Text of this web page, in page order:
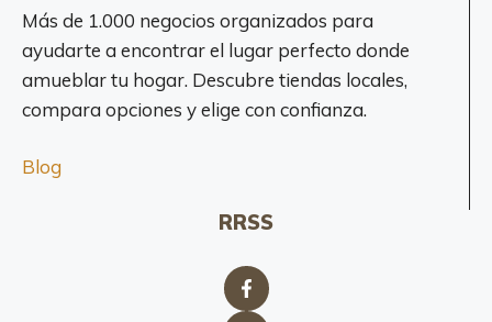
Más de 1.000 negocios organizados para
ayudarte a encontrar el lugar perfecto donde
amueblar tu hogar. Descubre tiendas locales,
compara opciones y elige con confianza.
Blog
RRSS